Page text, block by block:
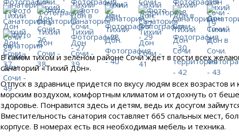
В самом тихом и зеленом районе Сочи ждет в гости всех
санаторий «Тихий Дон».
Отпуск в здравнице придется по вкусу людям всех возрастов
морским воздухом, комфортным климатом и отдохнуть от
здоровье. Понравится здесь и детям, ведь их досугом
Вместительность санатория составляет 665 спальных мест,
корпусе. В номерах есть вся необходимая мебель и техника.